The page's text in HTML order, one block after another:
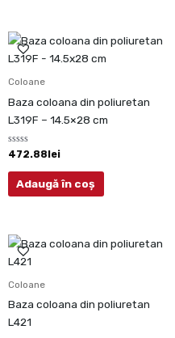
Coloane
Baza coloana din poliuretan
L319F – 14.5×28 cm
Evaluat
0
din
472.88lei
Adaugă în coș
Coloane
Baza coloana din poliuretan
L421